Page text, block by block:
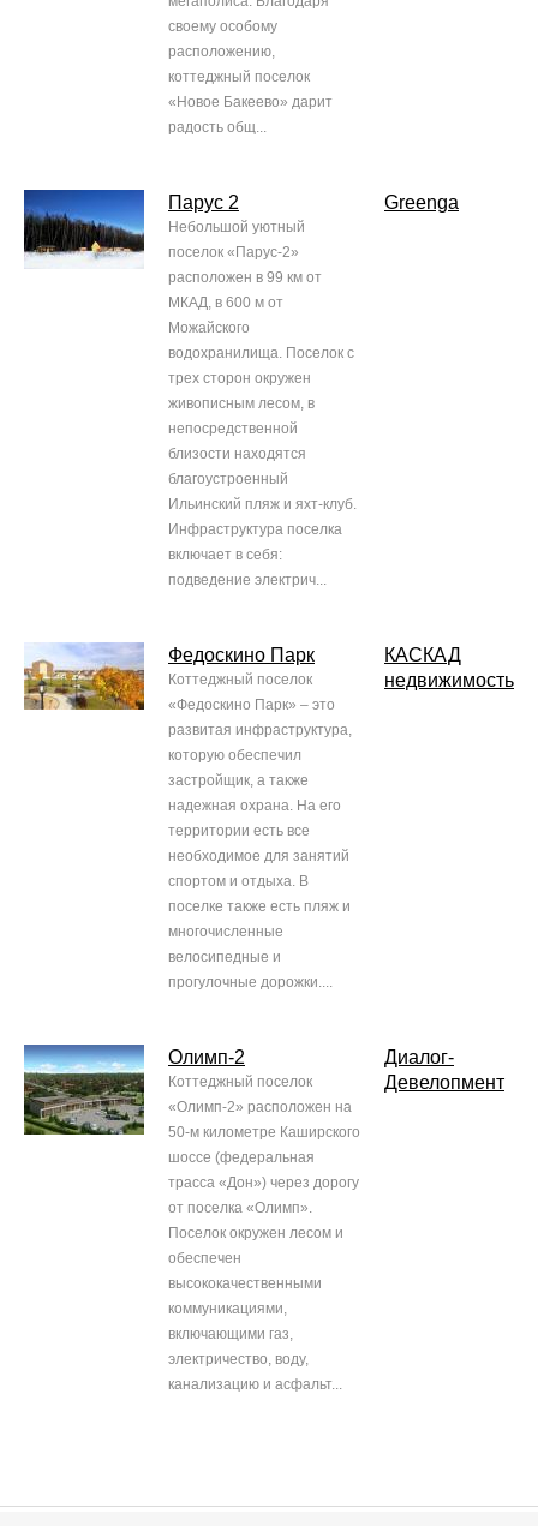
своему особому
расположению,
коттеджный поселок
«Новое Бакеево» дарит
радость общ...
Парус 2
Небольшой уютный
поселок «Парус-2»
расположен в 99 км от
МКАД, в 600 м от
Можайского
водохранилища. Поселок с
трех сторон окружен
живописным лесом, в
непосредственной
близости находятся
благоустроенный
Ильинский пляж и яхт-клуб.
Инфраструктура поселка
включает в себя:
подведение электрич...
Greenga
Федоскино Парк
Коттеджный поселок
«Федоскино Парк» – это
развитая инфраструктура,
которую обеспечил
застройщик, а также
надежная охрана. На его
территории есть все
необходимое для занятий
спортом и отдыха. В
поселке также есть пляж и
многочисленные
велосипедные и
прогулочные дорожки....
КАСКАД
недвижимость
Олимп-2
Коттеджный поселок
«Олимп-2» расположен на
50-м километре Каширского
шоссе (федеральная
трасса «Дон») через дорогу
от поселка «Олимп».
Поселок окружен лесом и
обеспечен
высококачественными
коммуникациями,
включающими газ,
электричество, воду,
канализацию и асфальт...
Диалог-
Девелопмент